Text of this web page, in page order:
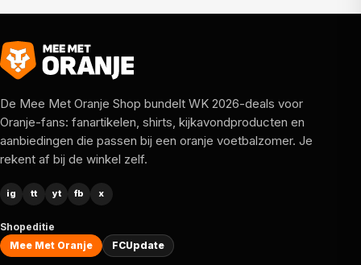
De Mee Met Oranje Shop bundelt WK 2026-deals voor
Oranje-fans: fanartikelen, shirts, kijkavondproducten en
aanbiedingen die passen bij een oranje voetbalzomer. Je
rekent af bij de winkel zelf.
ig tt yt fb x
Shopeditie
Mee Met Oranje
FCUpdate